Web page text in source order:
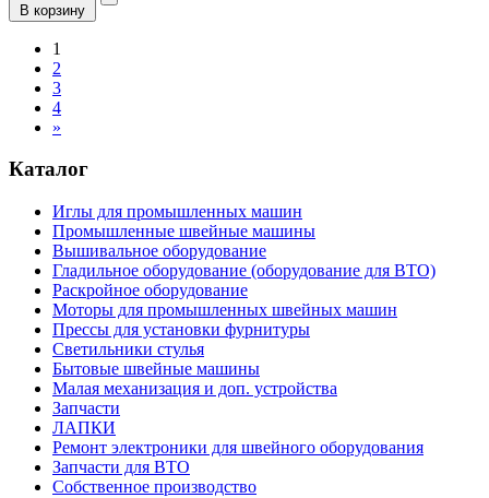
В корзину
1
2
3
4
»
Каталог
Иглы для промышленных машин
Промышленные швейные машины
Вышивальное оборудование
Гладильное оборудование (оборудование для ВТО)
Раскройное оборудование
Моторы для промышленных швейных машин
Прессы для установки фурнитуры
Светильники стулья
Бытовые швейные машины
Малая механизация и доп. устройства
Запчасти
ЛАПКИ
Ремонт электроники для швейного оборудования
Запчасти для ВТО
Собственное производство